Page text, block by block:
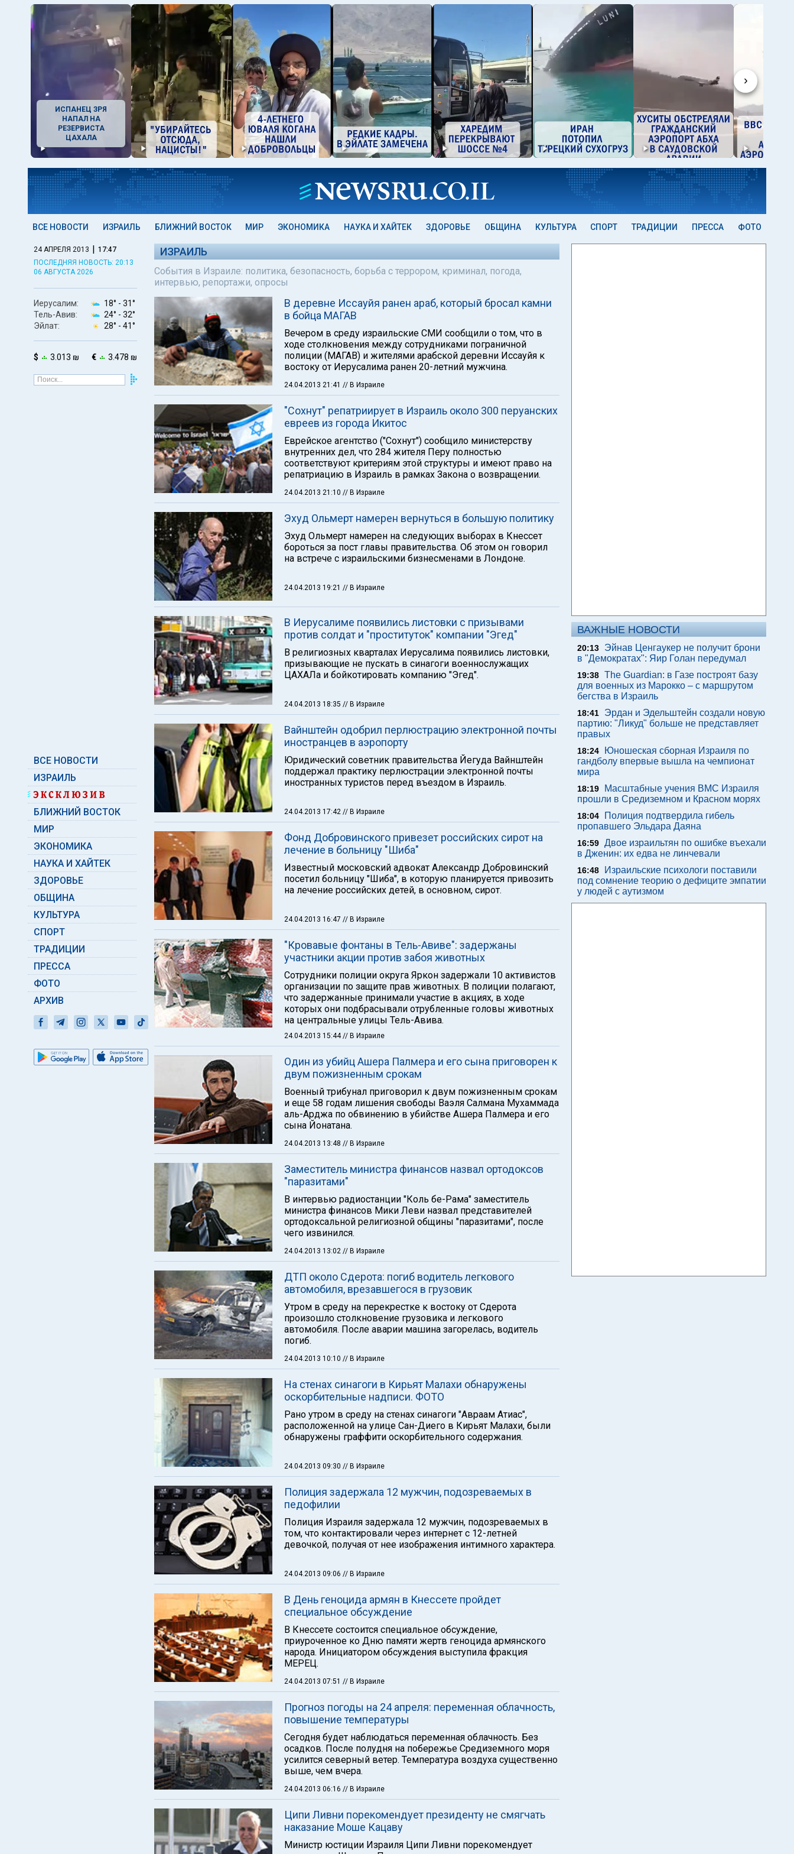
›
ИСПАНЕЦ ЗРЯ
НАПАЛ НА
РЕЗЕРВИСТА
ЦАХАЛА
ВСЕ НОВОСТИ ИЗРАИЛЬ БЛИЖНИЙ ВОСТОК МИР ЭКОНОМИКА НАУКА И ХАЙТЕК ЗДОРОВЬЕ ОБЩИНА КУЛЬТУРА СПОРТ ТРАДИЦИИ ПРЕССА ФОТО
24 АПРЕЛЯ 2013 | 17:47
ПОСЛЕДНЯЯ НОВОСТЬ: 20:13
06 АВГУСТА 2026
Иерусалим: 18° - 31°
Тель-Авив:
24° - 32°
Эйлат:
28° - 41°
$ 3.013 ₪ € 3.478 ₪
ВСЕ НОВОСТИ
ИЗРАИЛЬ
БЛИЖНИЙ ВОСТОК
МИР
ЭКОНОМИКА
НАУКА И ХАЙТЕК
ЗДОРОВЬЕ
ОБЩИНА
КУЛЬТУРА
СПОРТ
ТРАДИЦИИ
ПРЕССА
ФОТО
АРХИВ
ИЗРАИЛЬ
События в Израиле: политика, безопасность, борьба с террором, криминал, погода,
интервью, репортажи, опросы
В деревне Иссауйя ранен араб, который бросал камни
в бойца МАГАВ
Вечером в среду израильские СМИ сообщили о том, что в
ходе столкновения между сотрудниками пограничной
полиции (МАГАВ) и жителями арабской деревни Иссауйя к
востоку от Иерусалима ранен 20-летний мужчина.
24.04.2013 21:41 // В Израиле
"Сохнут" репатриирует в Израиль около 300 перуанских
евреев из города Икитос
Еврейское агентство ("Сохнут") сообщило министерству
внутренних дел, что 284 жителя Перу полностью
соответствуют критериям этой структуры и имеют право на
репатриацию в Израиль в рамках Закона о возвращении.
24.04.2013 21:10 // В Израиле
Эхуд Ольмерт намерен вернуться в большую политику
Эхуд Ольмерт намерен на следующих выборах в Кнессет
бороться за пост главы правительства. Об этом он говорил
на встрече с израильскими бизнесменами в Лондоне.
24.04.2013 19:21 // В Израиле
В Иерусалиме появились листовки с призывами
против солдат и "проституток" компании "Эгед"
В религиозных кварталах Иерусалима появились листовки,
призывающие не пускать в синагоги военнослужащих
ЦАХАЛа и бойкотировать компанию "Эгед".
24.04.2013 18:35 // В Израиле
Вайнштейн одобрил перлюстрацию электронной почты
иностранцев в аэропорту
Юридический советник правительства Йегуда Вайнштейн
поддержал практику перлюстрации электронной почты
иностранных туристов перед въездом в Израиль.
24.04.2013 17:42 // В Израиле
Фонд Добровинского привезет российских сирот на
лечение в больницу "Шиба"
Известный московский адвокат Александр Добровинский
посетил больницу "Шиба", в которую планируется привозить
на лечение российских детей, в основном, сирот.
24.04.2013 16:47 // В Израиле
"Кровавые фонтаны в Тель-Авиве": задержаны
участники акции против забоя животных
Сотрудники полиции округа Яркон задержали 10 активистов
организации по защите прав животных. В полиции полагают,
что задержанные принимали участие в акциях, в ходе
которых они подбрасывали отрубленные головы животных
на центральные улицы Тель-Авива.
24.04.2013 15:44// В Израиле
Один из убийц Ашера Палмера и его сына приговорен к
двум пожизненным срокам
Военный трибунал приговорил к двум пожизненным срокам
и еще 58 годам лишения свободы Ваэля Салмана Мухаммада
аль-Арджа по обвинению в убийстве Ашера Палмера и его
сына Йонатана.
24.04.2013 13:48 // В Израиле
Заместитель министра финансов назвал ортодоксов
"паразитами"
В интервью радиостанции "Коль бе-Рама" заместитель
министра финансов Мики Леви назвал представителей
ортодоксальной религиозной общины "паразитами", после
чего извинился.
24.04.2013 13:02 // В Израиле
ДТП около Сдерота: погиб водитель легкового
автомобиля, врезавшегося в грузовик
Утром в среду на перекрестке к востоку от Сдерота
произошло столкновение грузовика и легкового
автомобиля. После аварии машина загорелась, водитель
погиб.
24.04.2013 10:10 // В Израиле
На стенах синагоги в Кирьят Малахи обнаружены
оскорбительные надписи. ФОТО
Рано утром в среду на стенах синагоги "Авраам Атиас",
расположенной на улице Сан-Диего в Кирьят Малахи, были
обнаружены граффити оскорбительного содержания.
24.04.2013 09:30 // В Израиле
Полиция задержала 12 мужчин, подозреваемых в
педофилии
Полиция Израиля задержала 12 мужчин, подозреваемых в
том, что контактировали через интернет с 12-летней
девочкой, получая от нее изображения интимного характера.
24.04.2013 09:06 // В Израиле
В День геноцида армян в Кнессете пройдет
специальное обсуждение
В Кнессете состоится специальное обсуждение,
приуроченное ко Дню памяти жертв геноцида армянского
народа. Инициатором обсуждения выступила фракция
МЕРЕЦ.
24.04.2013 07:51 // В Израиле
Прогноз погоды на 24 апреля: переменная облачность,
повышение температуры
Сегодня будет наблюдаться переменная облачность. Без
осадков. После полудня на побережье Средиземного моря
усилится северный ветер. Температура воздуха существенно
выше, чем вчера.
24.04.2013 06:16 // В Израиле
Ципи Ливни порекомендует президенту не смягчать
наказание Моше Кацаву
Министр юстиции Израиля Ципи Ливни порекомендует
ВАЖНЫЕ НОВОСТИ
20:13
Эйнав Ценгаукер не получит брони
в "Демократах": Яир Голан передумал
19:38 The Guardian: в Газе построят базу
для военных из Марокко – с маршрутом
бегства в Израиль
18:41
Эрдан и Эдельштейн создали новую
партию: "Ликуд" больше не представляет
правых
18:24
Юношеская сборная Израиля по
гандболу впервые вышла на чемпионат
мира
18:19
Масштабные учения ВМС Израиля
прошли в Средиземном и Красном морях
18:04
Полиция подтвердила гибель
пропавшего Эльдара Даяна
16:59 Двое израильтян по ошибке въехали
в Дженин: их едва не линчевали
16:48
Израильские психологи поставили
под сомнение теорию о дефиците эмпатии
у людей с аутизмом